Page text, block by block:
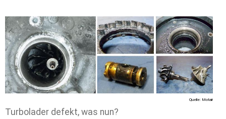
Quelle: Motair
Turbolader defekt, was nun?